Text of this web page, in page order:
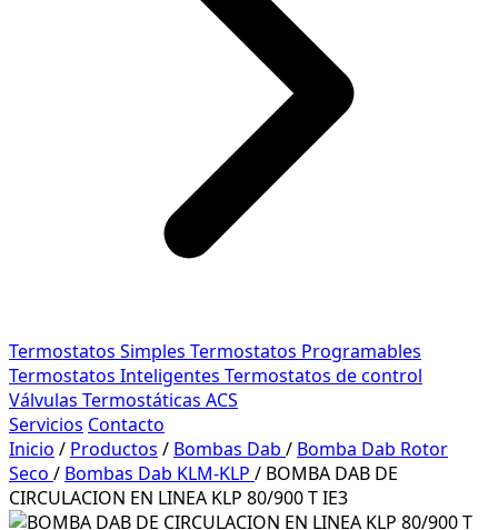
Termostatos Simples Termostatos Programables
Termostatos Inteligentes Termostatos de control
Válvulas Termostáticas ACS
Servicios Contacto
Inicio / Productos / Bombas Dab / Bomba Dab Rotor
Seco / Bombas Dab KLM-KLP / BOMBA DAB DE
CIRCULACION EN LINEA KLP 80/900 T IE3